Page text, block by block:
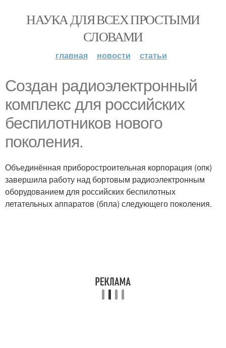
НАУКА ДЛЯ ВСЕХ ПРОСТЫМИ
СЛОВАМИ
главная новости статьи
Создан радиоэлектронный
комплекс для российских
беспилотников нового
поколения.
Объединённая приборостроительная корпорация (опк)
завершила работу над бортовым радиоэлектронным
оборудованием для российских беспилотных
летательных аппаратов (бпла) следующего поколения.